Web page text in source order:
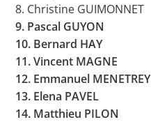
8. Christine GUIMONNET
9. Pascal GUYON
10. Bernard HAY
11. Vincent MAGNE
12. Emmanuel MENETREY
13. Elena PAVEL
14. Matthieu PILON